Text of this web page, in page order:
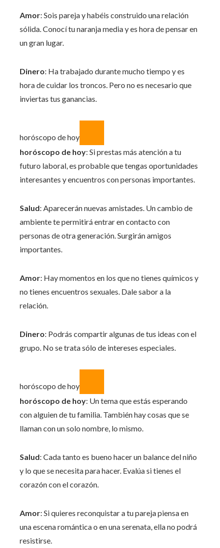
Amor: Sois pareja y habéis construido una relación
sólida. Conocí tu naranja media y es hora de pensar en
un gran lugar.
Dinero: Ha trabajado durante mucho tiempo y es
hora de cuidar los troncos. Pero no es necesario que
inviertas tus ganancias.
horóscopo de hoy
horóscopo de hoy: Si prestas más atención a tu
futuro laboral, es probable que tengas oportunidades
interesantes y encuentros con personas importantes.
Salud: Aparecerán nuevas amistades. Un cambio de
ambiente te permitirá entrar en contacto con
personas de otra generación. Surgirán amigos
importantes.
Amor: Hay momentos en los que no tienes químicos y
no tienes encuentros sexuales. Dale sabor a la
relación.
Dinero: Podrás compartir algunas de tus ideas con el
grupo. No se trata sólo de intereses especiales.
horóscopo de hoy
horóscopo de hoy: Un tema que estás esperando
con alguien de tu familia. También hay cosas que se
llaman con un solo nombre, lo mismo.
Salud: Cada tanto es bueno hacer un balance del niño
y lo que se necesita para hacer. Evalúa si tienes el
corazón con el corazón.
Amor: Si quieres reconquistar a tu pareja piensa en
una escena romántica o en una serenata, ella no podrá
resistirse.